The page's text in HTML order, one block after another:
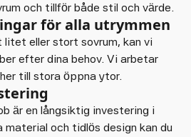
och tillför både stil och värde.
för alla utrymmen
eller stort sovrum, kan vi
efter dina behov. Vi arbetar
till stora öppna ytor.
är en långsiktig investering i
material och tidlös design kan du